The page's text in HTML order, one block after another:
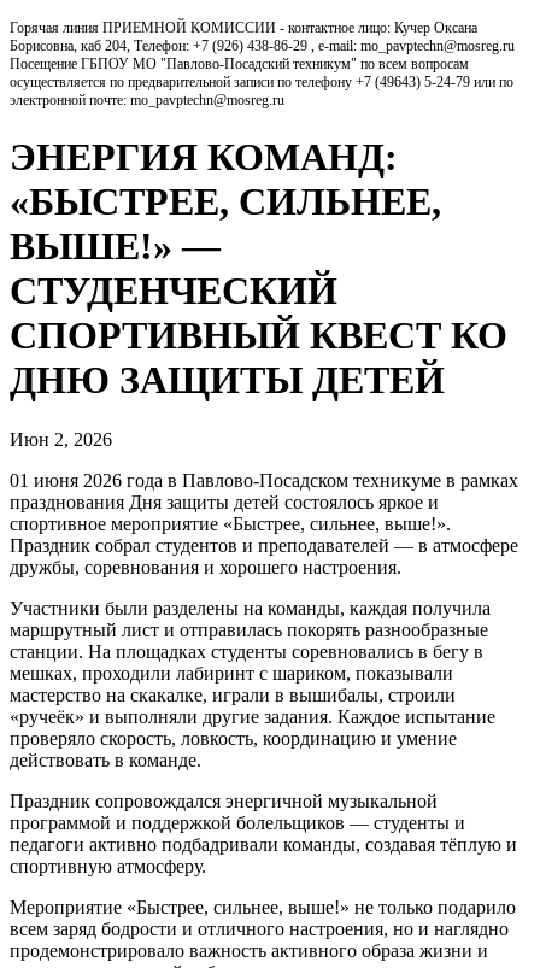
Горячая линия ПРИЕМНОЙ КОМИССИИ - контактное лицо: Кучер Оксана
Борисовна, каб 204, Телефон: +7 (926) 438-86-29 , e-mail: mo_pavptechn@mosreg.ru
Посещение ГБПОУ МО "Павлово-Посадский техникум" по всем вопросам
осуществляется по предварительной записи по телефону +7 (49643) 5-24-79 или по
электронной почте: mo_pavptechn@mosreg.ru
ЭНЕРГИЯ КОМАНД:
«БЫСТРЕЕ, СИЛЬНЕЕ,
ВЫШЕ!» —
СТУДЕНЧЕСКИЙ
СПОРТИВНЫЙ КВЕСТ КО
ДНЮ ЗАЩИТЫ ДЕТЕЙ
Июн 2, 2026
01 июня 2026 года в Павлово‑Посадском техникуме в рамках
празднования Дня защиты детей состоялось яркое и
спортивное мероприятие «Быстрее, сильнее, выше!».
Праздник собрал студентов и преподавателей — в атмосфере
дружбы, соревнования и хорошего настроения.
Участники были разделены на команды, каждая получила
маршрутный лист и отправилась покорять разнообразные
станции. На площадках студенты соревновались в бегу в
мешках, проходили лабиринт с шариком, показывали
мастерство на скакалке, играли в вышибалы, строили
«ручеёк» и выполняли другие задания. Каждое испытание
проверяло скорость, ловкость, координацию и умение
действовать в команде.
Праздник сопровождался энергичной музыкальной
программой и поддержкой болельщиков — студенты и
педагоги активно подбадривали команды, создавая тёплую и
спортивную атмосферу.
Мероприятие «Быстрее, сильнее, выше!» не только подарило
всем заряд бодрости и отличного настроения, но и наглядно
продемонстрировало важность активного образа жизни и